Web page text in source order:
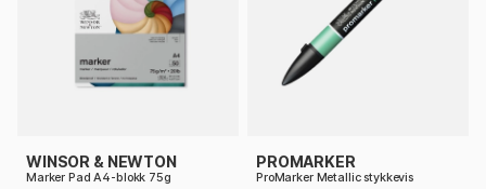
WINSOR & NEWTON
Marker Pad A4-blokk 75g
PROMARKER
ProMarker Metallic stykkevis